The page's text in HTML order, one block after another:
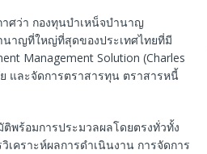
ศว่า กองทุนบำเหน็จบำนาญ
นาญที่ใหญ่ที่สุดของประเทศไทยที่มี
Management Solution (Charles
และจัดการตราสารทุน ตราสารหนี้
พร้อมการประมวลผลโดยตรงทั่วทั้ง
คราะห์ผลการดำเนินงาน การจัดการ